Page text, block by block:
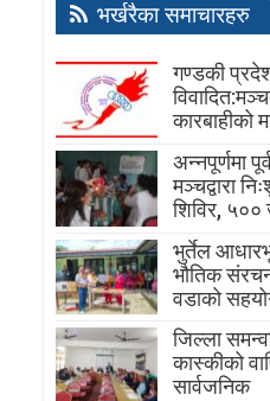
भर्खरैका समाचारहरु
गण्डकी
कारबाहीको
अन्नपूर्णमा पूर्व
मञ्चद्वारा
शिविर,
भुर्तेल
भौतिक
वडाको
जिल्ला
कास्कीको
सार्वजनिक